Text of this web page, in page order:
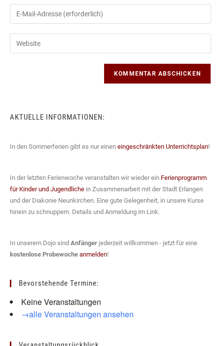
Namen
oder
zum
Kommentieren
Gib
deine
E-
Mail-
Gib
deine
AKTUELLE INFORMATIONEN:
In den Sommerferien gibt es nur einen eingeschränkten Unterrichtsplan!
In der letzten Ferienwoche veranstalten wir wieder ein Ferienprogramm
für Kinder und Jugendliche in Zusammenarbeit mit der Stadt Erlangen
und der Diakonie Neunkirchen. Eine gute Gelegenheit, in unsere Kurse
hinein zu schnuppern. Details und Anmeldung im Link.
In unserem Dojo sind Anfänger jederzeit willkommen - jetzt für eine
kostenlose Probewoche anmelden!
Bevorstehende Termine:
Keine Veranstaltungen
→alle Veranstaltungen ansehen